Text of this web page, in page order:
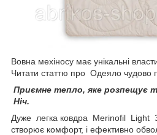
Вовна мехіносу має унікальні
Читати статтю про Одеяло чудово
Приємне тепло, яке розпещує
Ніч.
Дуже легка ковдра Merinofil Light
створює комфорт, і ефективно